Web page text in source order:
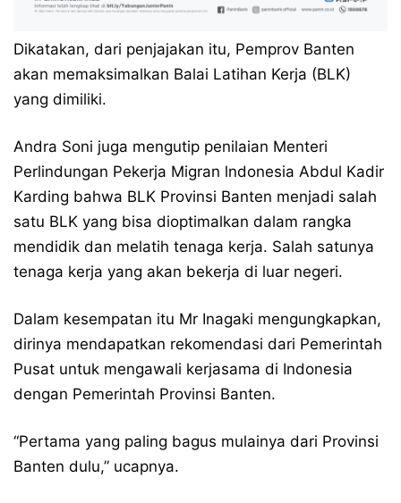
Dikatakan, dari penjajakan itu, Pemprov Banten
akan memaksimalkan Balai Latihan Kerja (BLK)
yang dimiliki.
Andra Soni juga mengutip penilaian Menteri
Perlindungan Pekerja Migran lndonesia Abdul Kadir
Karding bahwa BLK Provinsi Banten menjadi salah
satu BLK yang bisa dioptimalkan dalam rangka
mendidik dan melatih tenaga kerja. Salah satunya
tenaga kerja yang akan bekerja di luar negeri.
Dalam kesempatan itu Mr Inagaki mengungkapkan,
dirinya mendapatkan rekomendasi dari Pemerintah
Pusat untuk mengawali kerjasama di Indonesia
dengan Pemerintah Provinsi Banten.
“Pertama yang paling bagus mulainya dari Provinsi
Banten dulu,” ucapnya.